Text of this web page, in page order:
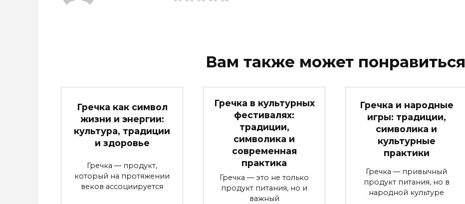
Вам также может понравиться
Гречка как символ
жизни и энергии:
культура, традиции
и здоровье
Гречка — продукт,
который на протяжении
веков ассоциируется
Гречка в культурных
фестивалях:
традиции,
символика и
современная
практика
Гречка — это не только
продукт питания, но и
важный
Гречка и народные
игры: традиции,
символика и
культурные
практики
Гречка — привычный
продукт питания, но в
народной культуре